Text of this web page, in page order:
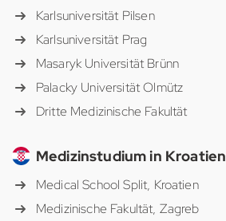
Karlsuniversität Pilsen
Karlsuniversität Prag
Masaryk Universität Brünn
Palacky Universität Olmütz
Dritte Medizinische Fakultät
Medizinstudium in Kroatien
Medical School Split, Kroatien
Medizinische Fakultät, Zagreb